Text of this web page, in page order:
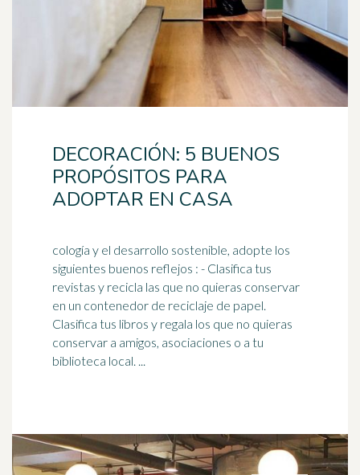
DECORACIÓN: 5 BUENOS
PROPÓSITOS PARA
ADOPTAR EN CASA
cología y el desarrollo sostenible, adopte los
siguientes buenos reflejos : - Clasifica tus
revistas y recicla las que no quieras conservar
en un contenedor de reciclaje de papel.
Clasifica tus libros y regala los que no quieras
conservar a amigos, asociaciones o a tu
biblioteca local. ...